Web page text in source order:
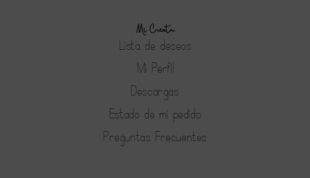
Mi Cuenta
Lista de deseos
Mi Perfil
Descargas
Estado de mi pedido
Preguntas Frecuentes